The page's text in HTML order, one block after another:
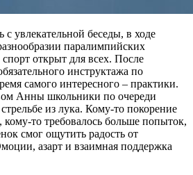
с увлекательной беседы, в ходе
паралимпийских
открыт для всех. После
инструктажа по
самого интересного – практики.
Анны школьники по очереди
из лука. Кому-то покорение
то требовалось больше попыток,
смог ощутить радость от
азарт и взаимная поддержка